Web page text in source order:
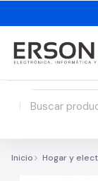
Inicio Hogar y